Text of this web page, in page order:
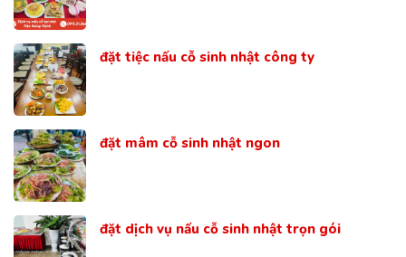
đặt tiệc nấu cỗ sinh nhật công ty
đặt mâm cỗ sinh nhật ngon
đặt dịch vụ nấu cỗ sinh nhật trọn gói